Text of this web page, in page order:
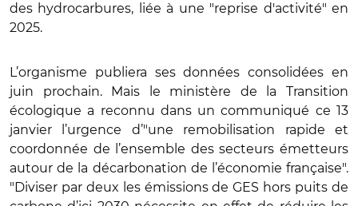
des hydrocarbures, liée à une "reprise d'activité" en
2025.
L’organisme publiera ses données consolidées en
juin prochain. Mais le ministère de la Transition
écologique a reconnu dans un communiqué ce 13
janvier l’urgence d’"une remobilisation rapide et
coordonnée de l’ensemble des secteurs émetteurs
autour de la décarbonation de l’économie française".
"Diviser par deux les émissions de GES hors puits de